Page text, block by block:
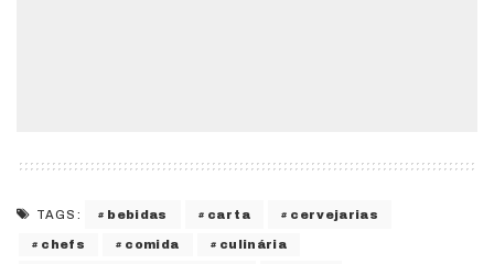
TAGS: bebidas carta cervejarias
chefs comida culinária